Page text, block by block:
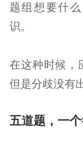
题组想要什
识。
在这种时候，
但是分歧没有
五道题，一